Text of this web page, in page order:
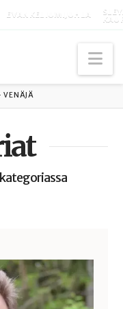
EVANKELIUMIJUHLA
VENÄJÄ